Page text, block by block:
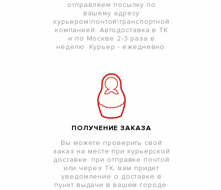
отправляем посылку по
вашему адресу
курьером\почтой\транспортной
компанией. Автодоставка в ТК
и по Москве 2-3 раза в
неделю. Курьер - ежедневно.
ПОЛУЧЕНИЕ ЗАКАЗА
Вы можете проверить свой
заказ на месте при курьерской
доставке, при отправке почтой
или через ТК, вам придет
уведомление о доставке в
пункт выдачи в вашем городе.